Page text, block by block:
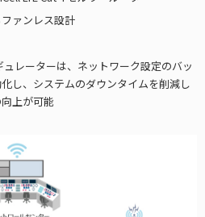
ァンレス設計
レーターは、ネットワーク設定のバッ
し、システムのダウンタイムを削減し
上が可能